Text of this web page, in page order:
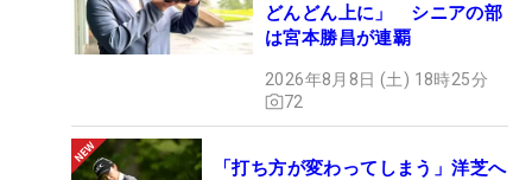
どんどん上に」 シニアの部
は宮本勝昌が連覇
2026年8月8日 (土) 18時25分
72
「打ち方が変わってしまう」洋芝へ